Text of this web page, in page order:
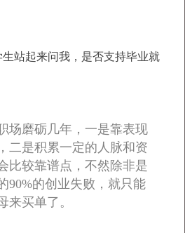
站起来问我，是否支持毕业就
场磨砺几年，一是靠表现
二是积累一定的人脉和资
比较靠谱点，不然除非是
90%的创业失败，就只能
来买单了。